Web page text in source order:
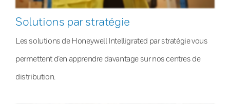
Solutions par stratégie
Les solutions de Honeywell Intelligrated par stratégie vous
permettent d’en apprendre davantage sur nos centres de
distribution.